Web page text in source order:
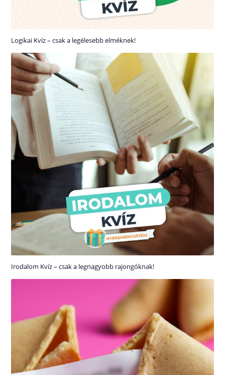
Logikai Kvíz – csak a legélesebb elméknek!
Irodalom Kvíz – csak a legnagyobb rajongóknak!